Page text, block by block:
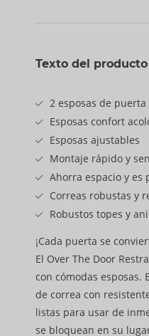
Texto del producto
2 esposas de puerta
Esposas confort
Esposas ajustables
Montaje rápido y
Ahorra espacio y es
Correas robustas y
Robustos topes y
¡Cada puerta se
El Over The Door
con cómodas
de correa con
listas para usar de
se bloquean en su